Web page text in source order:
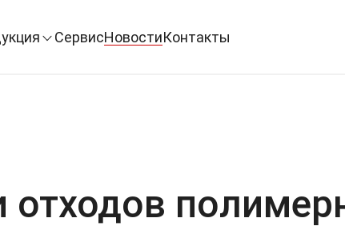
СервисНовостиКонтакты
отходов